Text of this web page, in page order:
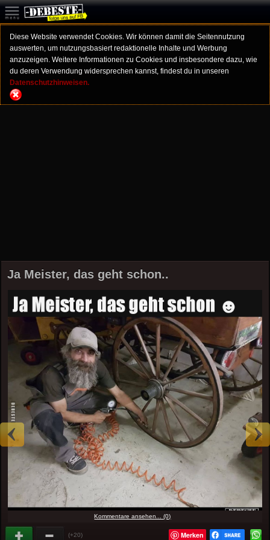
Diese Website verwendet Cookies. Wir können damit die Seitennutzung
auswerten, um nutzungsbasiert redaktionelle Inhalte und Werbung
anzuzeigen. Weitere Informationen zu Cookies und insbesondere dazu, wie
du deren Verwendung widersprechen kannst, findest du in unseren
Datenschutzhinweisen.
Ja Meister, das geht schon..
Kommentare ansehen... (0)
(+20) Merken